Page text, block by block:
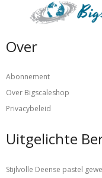
Over
Abonnement
Over Bigscaleshop
Privacybeleid
Uitgelichte
Stijlvolle Deense pastel